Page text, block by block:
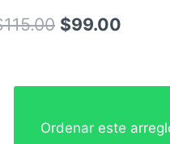
115.00 El
$115.00.
$99.00
Ordenar este